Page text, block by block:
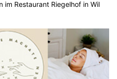
im Restaurant Riegelhof in Wil